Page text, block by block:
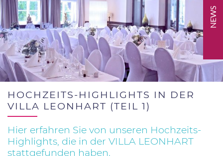
NEWS
HOCHZEITS-HIGHLIGHTS IN DER
VILLA LEONHART (TEIL 1)
Hier erfahren Sie von unseren Hochzeits-
Highlights, die in der VILLA LEONHART
stattgefunden haben.